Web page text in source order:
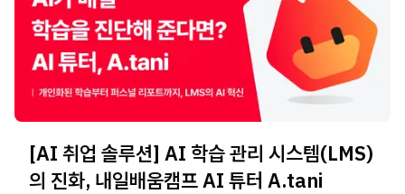
[AI 취업 솔루션] AI 학습 관리 시스템(LMS)
의 진화, 내일배움캠프 AI 튜터 A.tani